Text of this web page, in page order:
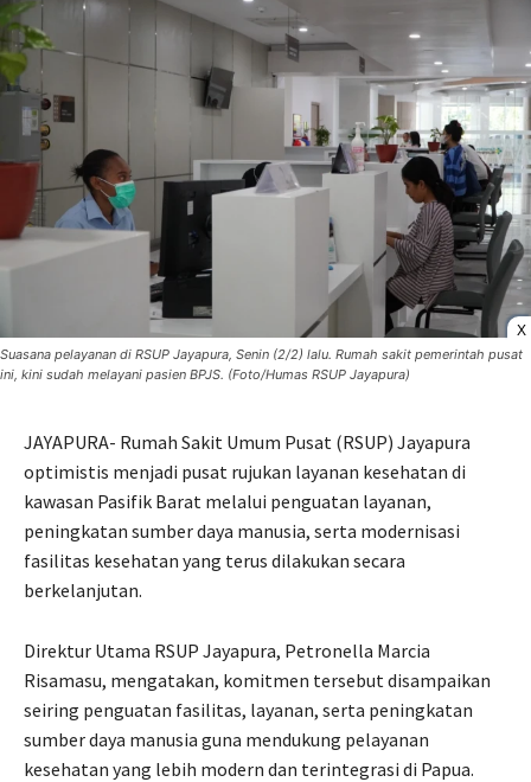
X
Suasana pelayanan di RSUP Jayapura, Senin (2/2) lalu. Rumah sakit pemerintah pusat
ini, kini sudah melayani pasien BPJS. (Foto/Humas RSUP Jayapura)
JAYAPURA- Rumah Sakit Umum Pusat (RSUP) Jayapura
optimistis menjadi pusat rujukan layanan kesehatan di
kawasan Pasifik Barat melalui penguatan layanan,
peningkatan sumber daya manusia, serta modernisasi
fasilitas kesehatan yang terus dilakukan secara
berkelanjutan.
Direktur Utama RSUP Jayapura, Petronella Marcia
Risamasu, mengatakan, komitmen tersebut disampaikan
seiring penguatan fasilitas, layanan, serta peningkatan
sumber daya manusia guna mendukung pelayanan
kesehatan yang lebih modern dan terintegrasi di Papua.